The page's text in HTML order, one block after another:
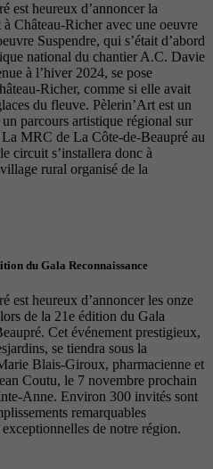
est heureux d’annoncer la
Château-Richer avec une oeuvre
Suspendre, qui s’était d’abord
national du chantier A.C. Davie
à l’hiver 2024, se pose
Richer, comme si elle avait
du fleuve. Pèlerin’Art est un
parcours artistique régional sur
MRC de La Côte-de-Beaupré au
circuit s’installera donc à
rural organisé de la
du Gala Reconnaissance
est heureux d’annoncer les onze
de la 21e édition du Gala
Cet événement prestigieux,
se tiendra sous la
Blais-Giroux, pharmacienne et
Coutu, le 7 novembre prochain
Anne. Environ 300 invités sont
remarquables
de notre région.